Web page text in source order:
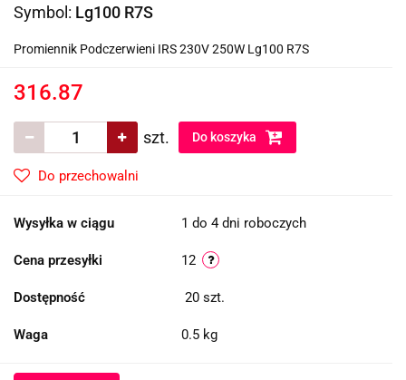
Symbol: Lg100 R7S
Promiennik Podczerwieni IRS 230V 250W Lg100 R7S
316.87
szt. Do koszyka
Do przechowalni
Wysyłka w ciągu 1 do 4 dni roboczych
Cena przesyłki 12
Dostępność 20 szt.
Waga 0.5 kg